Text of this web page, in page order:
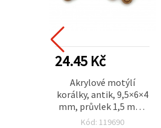
24.45 Kč
Akrylové motýlí
korálky, antik, 9,5×6×4
mm, průvlek 1,5 mm,
hnědá, 50 g (~400 ks)
Kód: 119690